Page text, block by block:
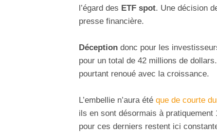
l’égard des ETF spot. Une décision
presse financière.
Déception donc pour les
pour un total de 42 millions de
pourtant renoué avec la croissance.
L’embellie n’aura été que de courte
ils en sont désormais à pratiquement
pour ces derniers restent ici